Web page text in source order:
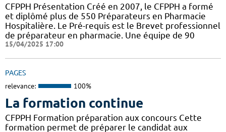
CFPPH Présentation Créé en 2007, le CFPPH a formé
et diplômé plus de 550 Préparateurs en Pharmacie
Hospitalière. Le Pré-requis est le Brevet professionnel
de préparateur en pharmacie. Une équipe de 90
15/04/2025 17:00
PAGES
relevance: 100%
La formation continue
CFPPH Formation préparation aux concours Cette
formation permet de préparer le candidat aux